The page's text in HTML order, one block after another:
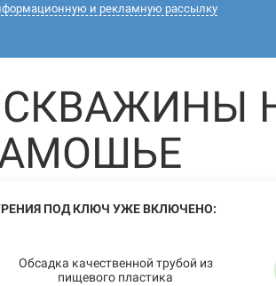
и рекламную рассылку
ПОД КЛЮЧ УЖЕ ВКЛЮЧЕНО:
Обсадка качественной трубой из
пищевого пластика